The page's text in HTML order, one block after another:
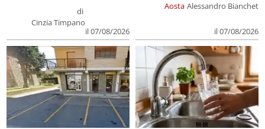
di
Cinzia Timpano
il 07/08/2026
Aosta Alessandro Bianchet
il 07/08/2026